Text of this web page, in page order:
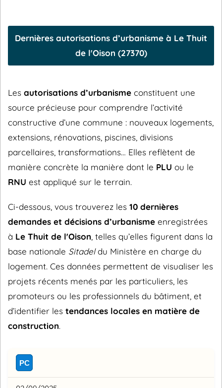
Dernières autorisations d’urbanisme à Le Thuit
de l'Oison (27370)
Les autorisations d’urbanisme constituent une
source précieuse pour comprendre l’activité
constructive d’une commune : nouveaux logements,
extensions, rénovations, piscines, divisions
parcellaires, transformations… Elles reflètent de
manière concrète la manière dont le PLU ou le
RNU est appliqué sur le terrain.
Ci-dessous, vous trouverez les 10 dernières
demandes et décisions d’urbanisme enregistrées
à Le Thuit de l'Oison , telles qu’elles figurent dans la
base nationale Sitadeldu Ministère en charge du
logement. Ces données permettent de visualiser les
projets récents menés par les particuliers, les
promoteurs ou les professionnels du bâtiment, et
d’identifier les tendances locales en matière de
construction.
PC